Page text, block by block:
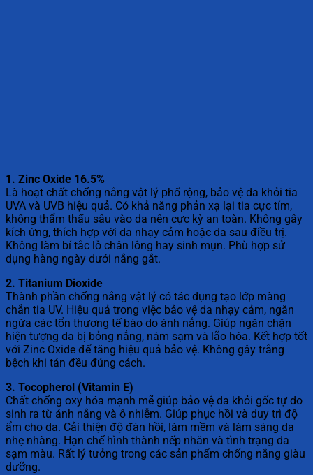
1. Zinc Oxide 16.5%
Là hoạt chất chống nắng vật lý phổ rộng, bảo vệ da khỏi tia
UVA và UVB hiệu quả. Có khả năng phản xạ lại tia cực tím,
không thẩm thấu sâu vào da nên cực kỳ an toàn. Không gây
kích ứng, thích hợp với da nhạy cảm hoặc da sau điều trị.
Không làm bí tắc lỗ chân lông hay sinh mụn. Phù hợp sử
dụng hàng ngày dưới nắng gắt.
2. Titanium Dioxide
Thành phần chống nắng vật lý có tác dụng tạo lớp màng
chắn tia UV. Hiệu quả trong việc bảo vệ da nhạy cảm, ngăn
ngừa các tổn thương tế bào do ánh nắng. Giúp ngăn chặn
hiện tượng da bị bỏng nắng, nám sạm và lão hóa. Kết hợp tốt
với Zinc Oxide để tăng hiệu quả bảo vệ. Không gây trắng
bệch khi tán đều đúng cách.
3. Tocopherol (Vitamin E)
Chất chống oxy hóa mạnh mẽ giúp bảo vệ da khỏi gốc tự do
sinh ra từ ánh nắng và ô nhiễm. Giúp phục hồi và duy trì độ
ẩm cho da. Cải thiện độ đàn hồi, làm mềm và làm sáng da
nhẹ nhàng. Hạn chế hình thành nếp nhăn và tình trạng da
sạm màu. Rất lý tưởng trong các sản phẩm chống nắng giàu
dưỡng.